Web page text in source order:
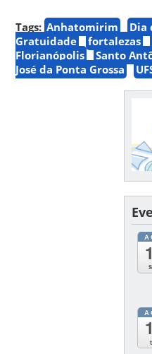
Tags: Anhatomirim
Dia
Gratuidade
fortalezas
Florianópolis
Santo
José da Ponta Grossa